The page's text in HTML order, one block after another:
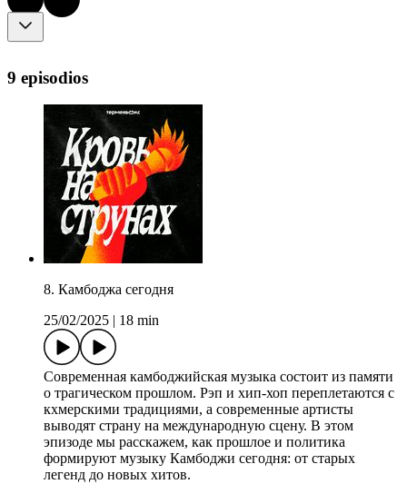
9 episodios
8. Камбоджа сегодня
25/02/2025
18 min
Современная камбоджийская музыка состоит из памяти
о трагическом прошлом. Рэп и хип-хоп переплетаются с
кхмерскими традициями, а современные артисты
выводят страну на международную сцену. В этом
эпизоде мы расскажем, как прошлое и политика
формируют музыку Камбоджи сегодня: от старых
легенд до новых хитов.